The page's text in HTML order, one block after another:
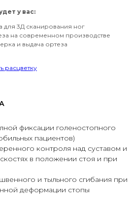
у вас:
для 3Д сканирования ног
на современном производстве
и выдача ортеза
расцветку
фиксации голеностопного
пациентов)
контроля над суставом и
в положении стоя и при
и тыльного сгибания при
деформации стопы